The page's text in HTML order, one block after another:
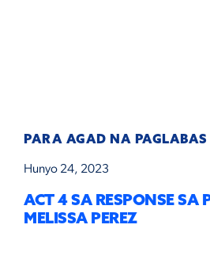
PARA AGAD NA PAGLABAS
Hunyo 24, 2023
ACT 4 SA RESPONSE SA
MELISSA PEREZ